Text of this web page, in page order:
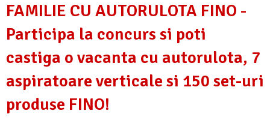
FAMILIE CU AUTORULOTA FINO -
Participa la concurs si poti
castiga o vacanta cu autorulota, 7
aspiratoare verticale si 150 set-uri
produse FINO!